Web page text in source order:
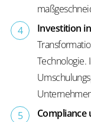
Investition
Technologie.
Compliance